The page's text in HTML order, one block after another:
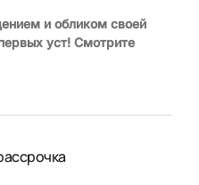
и обликом своей
уст! Смотрите